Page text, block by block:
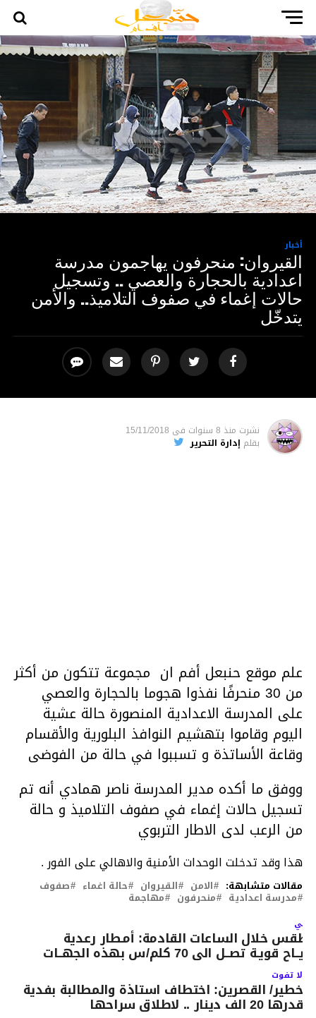
أخبار
القيروان: منحرفون يهاجمون مدرسة
اعدادية بالحجارة والعصي .. وتسجيل
حالات إغماء في صفوف التلاميذ.. والأمن
يتدخّل
نشرت منذ 8 سنوات فى 15/11/2018
بقلم إدارة التحرير
علم موقع حنبعل أفم ان مجموعة تتكون من أكثر
من 30 منحرفًا نفذوا هجوما بالحجارة والعصي
على المدرسة الاعدادية المنصورة حالة عشية
اليوم وقاموا بتهشيم النوافذ البلورية والأقسام
وقاعة الأساتذة و تسببوا في حالة من الفوضى
ووفق ما أكده مدير المدرسة ناصر همادي أنه تم
تسجيل حالات إغماء في صفوف التلاميذ و حالة
من الرعب لدى الاطار التربوي
هذا وقد تدخلت الوحدات الأمنية والاهالي على الفور .
مقالات متشابهة: الامن القيروان حالة اغماء صفوف
مدرسة اعدادية منحرفون مهاجمة
خلال الساعات القادمة: أمـطار رعدية
قويـة تصــل الى 70 كلم/س بهذه الجهــات
لا تفوت
خطير/ القصرين: اختطاف استاذة والمطالبة بفدية
قدرها 20 الف دينار .. لاطلاق سراحها